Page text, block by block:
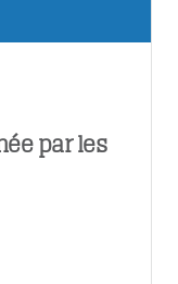
par les